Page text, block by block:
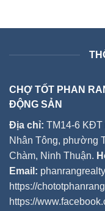
CHỢ TỐT PHAN
ĐỘNG SẢN
Địa chỉ: TM14-6 KĐT
Nhân Tông, phường
Chàm, Ninh Thuận.
Email:
https://
https://